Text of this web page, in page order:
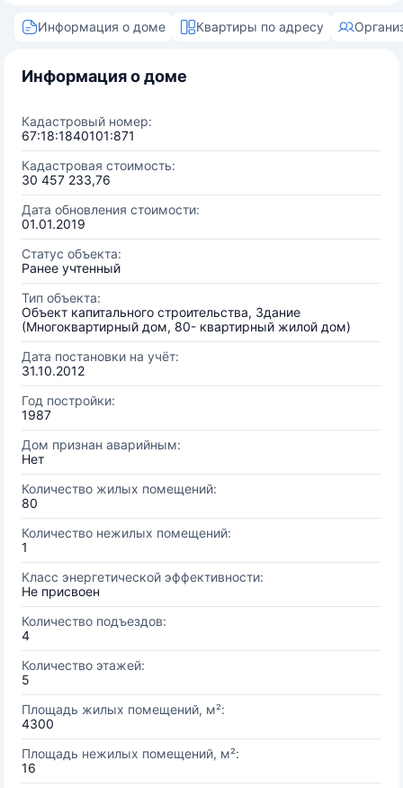
Информация о доме Квартиры по адресу
Информация о доме
Кадастровый номер:
67:18:1840101:871
Кадастровая стоимость:
30 457 233,76
Дата обновления стоимости:
01.01.2019
Статус объекта:
Ранее учтенный
Тип объекта:
Объект капитального строительства, Здание
(Многоквартирный дом, 80- квартирный жилой дом)
Дата постановки на учёт:
31.10.2012
Год постройки:
1987
Дом признан аварийным:
Нет
Количество жилых помещений:
80
Количество нежилых помещений:
1
Класс энергетической эффективности:
Не присвоен
Количество подъездов:
4
Количество этажей:
5
Площадь жилых помещений, м²:
4300
Площадь нежилых помещений, м²:
16